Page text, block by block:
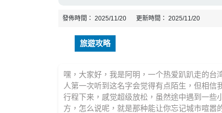
發佈時間： 2025/11/20 更新時間： 2025/11/20
旅遊攻略
嘿，大家好，我是阿明，一个热爱趴趴走的
人第一次听到这名字会觉得有点陌生，但相
行程下来，感觉超级放松，虽然途中遇到一
方，怎么说呢，就是那种能让你忘记城市喧嚣